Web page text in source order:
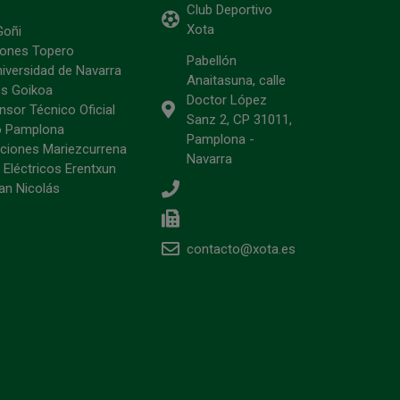
Topero
de Navarra
Goikoa
Técnico Oficial
Pamplona
Mariezcurrena
Erentxun
Nicolás
Club Deportivo
Xota
Pabellón
Anaitasuna, calle
Doctor López
Sanz 2, CP 31011,
Pamplona -
Navarra
contacto@xota.es